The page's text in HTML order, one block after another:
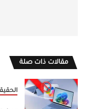
مقالات ذات صلة